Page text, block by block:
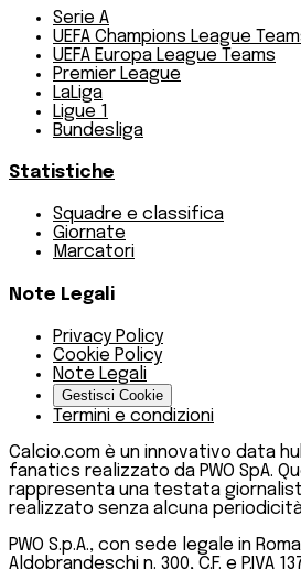
Serie A
UEFA Champions League
UEFA Europa League Teams
Premier League
LaLiga
Ligue 1
Bundesliga
Statistiche
Squadre e classifica
Giornate
Marcatori
Note Legali
Privacy Policy
Cookie Policy
Note Legali
Gestisci Cookie
Termini e condizioni
Calcio.com è un innovativo data
fanatics realizzato da PWO SpA.
rappresenta una testata
realizzato senza alcuna
PWO S.p.A., con sede legale in
Aldobrandeschi n. 300, C.F. e P.IVA